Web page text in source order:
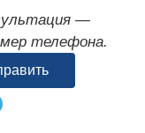
—
телефона.